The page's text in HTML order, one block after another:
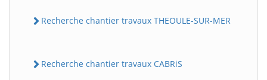
Recherche chantier travaux THEOULE-SUR-MER
Recherche chantier travaux CABRiS